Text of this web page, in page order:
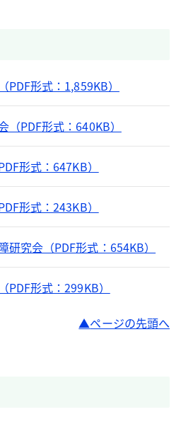
形式：1,859KB）
PDF形式：640KB）
形式：647KB）
形式：243KB）
研究会（PDF形式：654KB）
形式：299KB）
ページの先頭へ